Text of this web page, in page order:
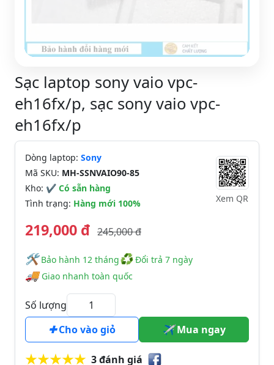
Sạc laptop sony vaio vpc-
eh16fx/p, sạc sony vaio vpc-
eh16fx/p
Dòng laptop: Sony
Mã SKU: MH-SSNVAIO90-85
Kho: ✔ Có sẵn hàng
Tình trạng: Hàng mới 100% Xem QR
219,000 đ 245,000 đ
🛠️️ Bảo hành 12 tháng♻Đổi trả 7 ngày
🚚Giao nhanh toàn quốc
Số lượng
Cho vào giỏ
Mua ngay
3 đánh giá